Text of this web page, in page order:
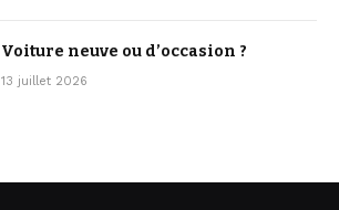
Voiture neuve ou d’occasion ?
13 juillet 2026